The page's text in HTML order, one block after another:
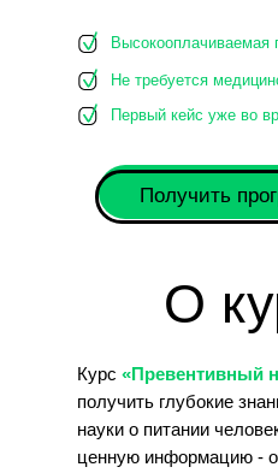
Получить
Высокооплачиваемая
Не требуется
Первый кейс уже во
О
Курс «Превентивный
получить глубокие
науки о питании
ценную информацию -